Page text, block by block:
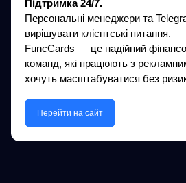
Підтримка 24/7.
Персональні менеджери та
вирішувати клієнтські питання.
FuncCards — це надійний
команд, які працюють з
хочуть масштабуватися без
Перейти на сайт